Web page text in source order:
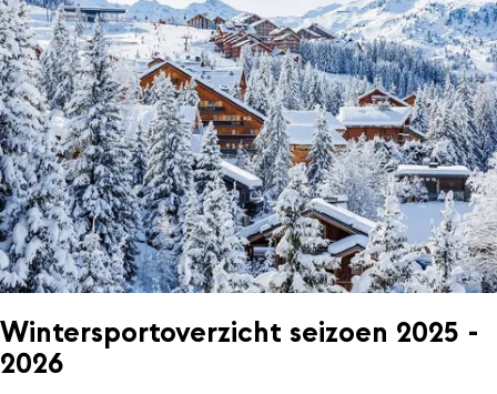
Wintersportoverzicht seizoen 2025 -
2026